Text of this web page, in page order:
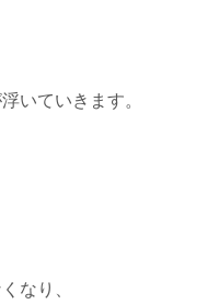
いていきます。
なり、